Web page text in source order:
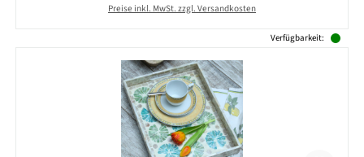
Preise inkl. MwSt. zzgl. Versandkosten
Verfügbarkeit: